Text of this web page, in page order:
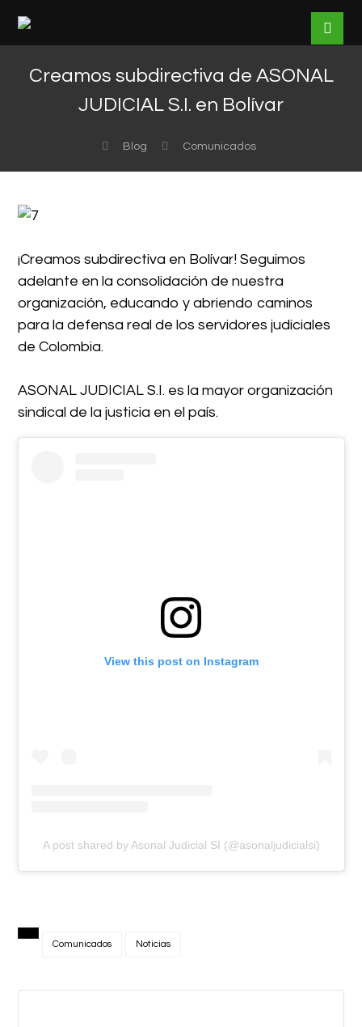
Creamos subdirectiva de ASONAL
JUDICIAL S.I. en Bolívar
Blog Comunicados
¡Creamos subdirectiva en Bolívar! Seguimos
adelante en la consolidación de nuestra
organización, educando y abriendo caminos
para la defensa real de los servidores judiciales
de Colombia.
ASONAL JUDICIAL S.I. es la mayor organización
sindical de la justicia en el país.
View this post on Instagram
A post shared by Asonal Judicial SI (@asonaljudicialsi)
Comunicados Noticias